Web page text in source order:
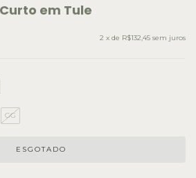
em Tule
2 x de R$132,45 sem juros
GG